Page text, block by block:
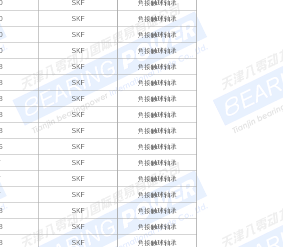
SKF 角接触球轴承
SKF 角接触球轴承
SKF 角接触球轴承
SKF 角接触球轴承
SKF 角接触球轴承
SKF 角接触球轴承
SKF 角接触球轴承
SKF 角接触球轴承
SKF 角接触球轴承
SKF 角接触球轴承
SKF 角接触球轴承
SKF 角接触球轴承
SKF 角接触球轴承
SKF 角接触球轴承
SKF 角接触球轴承
SKF 角接触球轴承